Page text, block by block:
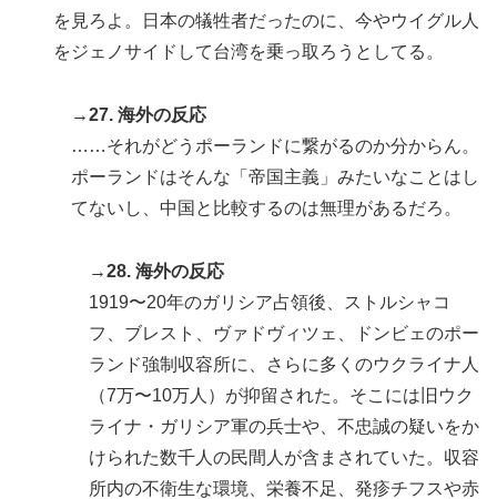
を見ろよ。日本の犠牲者だったのに、今やウイグル人
をジェノサイドして台湾を乗っ取ろうとしてる。
→27. 海外の反応
……それがどうポーランドに繋がるのか分からん。
ポーランドはそんな「帝国主義」みたいなことはし
てないし、中国と比較するのは無理があるだろ。
→28. 海外の反応
1919〜20年のガリシア占領後、ストルシャコ
フ、ブレスト、ヴァドヴィツェ、ドンビェのポー
ランド強制収容所に、さらに多くのウクライナ人
（7万〜10万人）が抑留された。そこには旧ウク
ライナ・ガリシア軍の兵士や、不忠誠の疑いをか
けられた数千人の民間人が含まされていた。収容
所内の不衛生な環境、栄養不足、発疹チフスや赤